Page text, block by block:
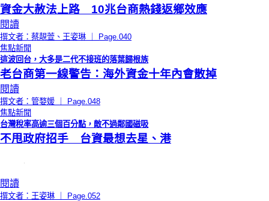
資金大赦法上路 10兆台商熱錢返鄉效應
閱讀
撰文者：蔡靚萱、王姿琳 ｜ Page.040
焦點新聞
這波回台，大多是二代不接班的落葉歸根族
老台商第一線警告：海外資金十年內會散掉
閱讀
撰文者：管婺媛 ｜ Page.048
焦點新聞
台灣稅率高逾三個百分點，敵不過鄰國磁吸
不甩政府招手 台資最想去星、港
閱讀
撰文者：王姿琳 ｜ Page.052